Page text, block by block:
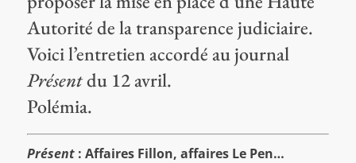
Autorité de la transparence judiciaire.
Voici l’entretien accordé au journal
Présentdu 12 avril.
Polémia.
Présent : Affaires Fillon, affaires Le Pen…